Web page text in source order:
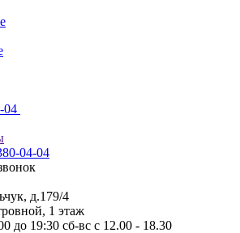
04
04-04
д.179/4
1 этаж
до 19:30 сб-вс с 12.00 - 18.30